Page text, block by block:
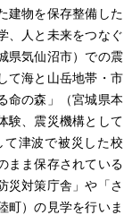
建物を保存整備した
、人と未来をつなぐ
県気仙沼市）での震
て海と山岳地帯・市
命の森」（宮城県本
験、震災機構として
津波で被災した校
まま保存されている
災対策庁舎」や「さ
町）の見学を行いま